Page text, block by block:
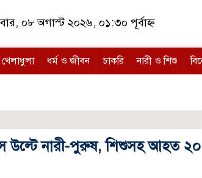
০৮ অগাস্ট ২০২৬, ০১:৩০ পূর্বাহ্ন
খেলাধুলা ধর্ম ও জীবন চাকরি নারী ও শিশু
উল্টে নারী-পুরুষ, শিশুসহ আহত ২০